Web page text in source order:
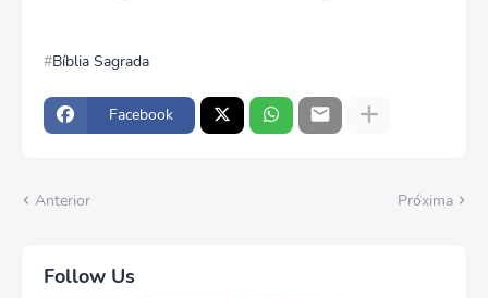
Bíblia Sagrada
Facebook
Anterior Próxima
Follow Us